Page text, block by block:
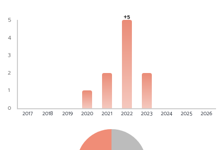
0
1
2
3
4
5
2017 2018 2019 2020 2021
+5
2022 2023 2024 2025 2026